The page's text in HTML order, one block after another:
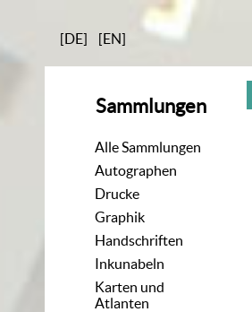
[DE] [EN]
Sammlungen
Alle Sammlungen
Autographen
Drucke
Graphik
Handschriften
Inkunabeln
Karten und
Atlanten